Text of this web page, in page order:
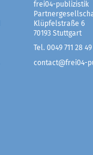
frei04-publizistik
Klüpfelstraße 6
70193 Stuttgart
Tel. 0049 711 28 49
contact@frei04-